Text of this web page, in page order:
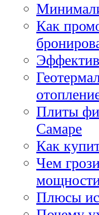
Как
Плиты
Самаре
Как
Чем
Плюсы